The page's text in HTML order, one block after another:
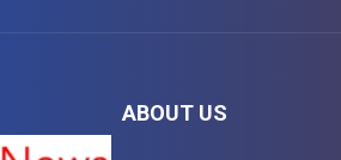
ABOUT US